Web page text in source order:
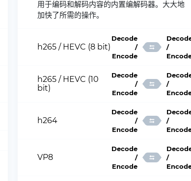
用于编码和解码内容的内置编解码器。大大地
加快了所需的操作。
h265 / HEVC (8 bit)
Decode
/
Encode
/
h265 / HEVC (10
bit)
Decode
/
Encode
/
h264
Decode
/
Encode
/
VP8
Decode
/
Encode
/